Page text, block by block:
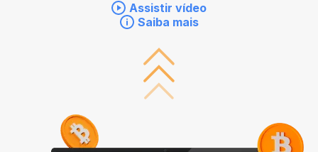
Assistir vídeo
Saiba mais